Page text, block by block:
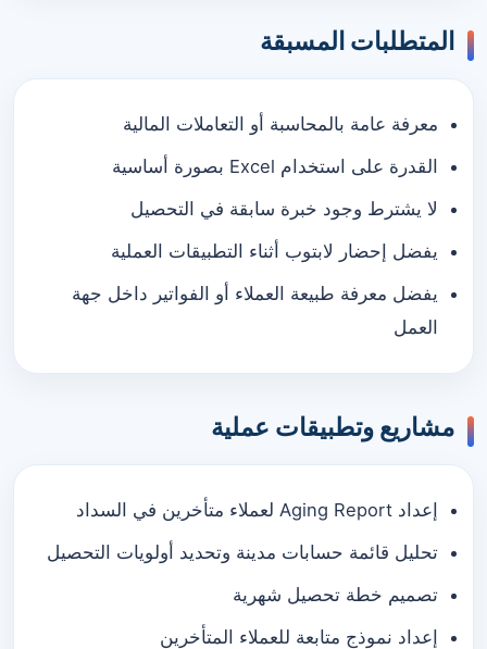
المتطلبات المسبقة
معرفة عامة بالمحاسبة أو التعاملات المالية
القدرة على استخدام Excel بصورة أساسية
لا يشترط وجود خبرة سابقة في التحصيل
يفضل إحضار لابتوب أثناء التطبيقات العملية
يفضل معرفة طبيعة العملاء أو الفواتير داخل جهة
العمل
مشاريع وتطبيقات عملية
إعداد Aging Report لعملاء متأخرين في السداد
تحليل قائمة حسابات مدينة وتحديد أولويات التحصيل
تصميم خطة تحصيل شهرية
إعداد نموذج متابعة للعملاء المتأخرين